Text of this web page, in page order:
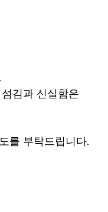
김과 신실함은
를 부탁드립니다.